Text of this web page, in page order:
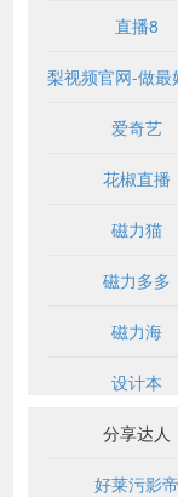
直播8
爱奇艺
花椒直播
磁力猫
磁力多多
磁力海
设计本
分享达人
好莱污影帝